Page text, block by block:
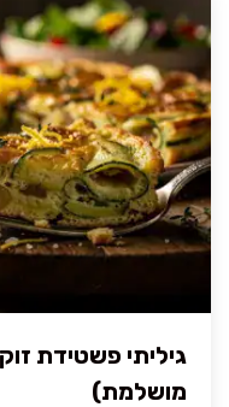
גיליתי פשטידת
מושלמת)